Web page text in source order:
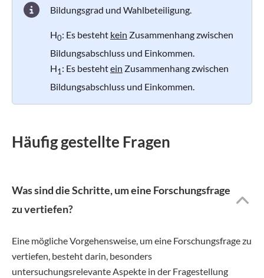
Bildungsgrad und Wahlbeteiligung.
H0: Es besteht kein Zusammenhang zwischen
Bildungsabschluss und Einkommen.
H1 : Es bestehtein Zusammenhang zwischen
Bildungsabschluss und Einkommen.
Häufig gestellte Fragen
Was sind die Schritte, um eine Forschungsfrage
zu vertiefen?
Eine mögliche Vorgehensweise, um eine Forschungsfrage zu
vertiefen, besteht darin, besonders
untersuchungsrelevante Aspekte in der Fragestellung